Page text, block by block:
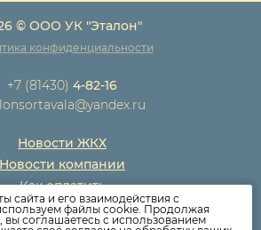
© ООО УК "Эталон"
конфиденциальности
+7 (81430) 4-82-16
Новости ЖКХ
Новости компании
Как оплатить
Дома
сайта и его взаимодействия с
файлы cookie. Продолжая
вы соглашаетесь с использованием